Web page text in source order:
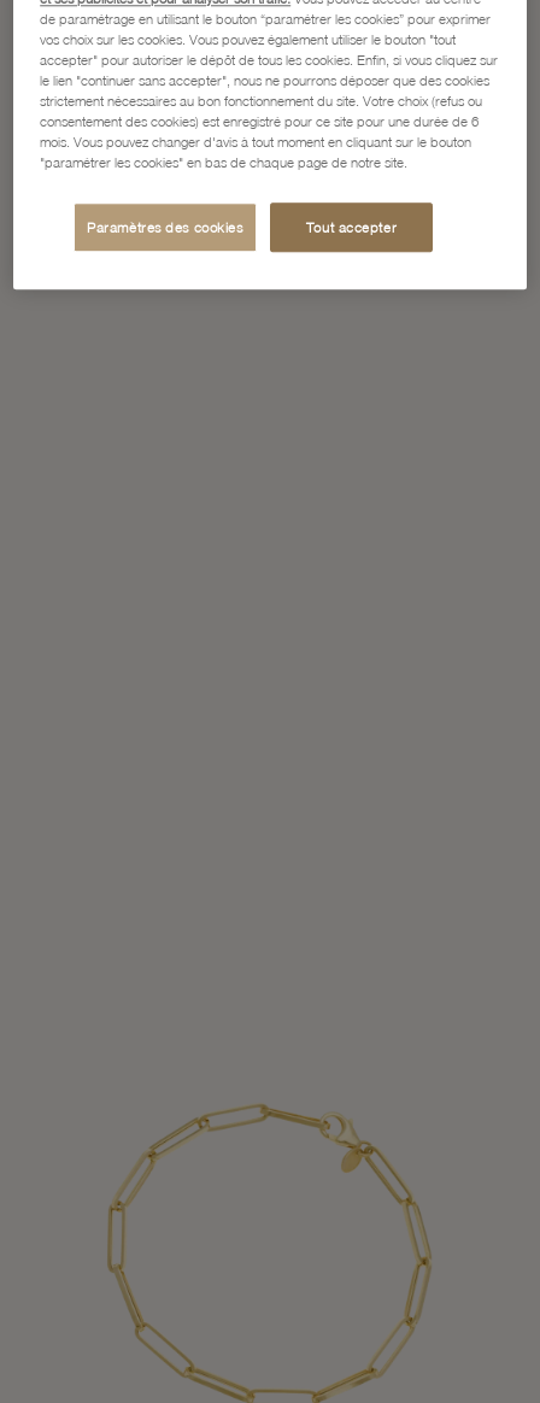
de paramétrage en utilisant le bouton “paramétrer les cookies” pour exprimer
vos choix sur les cookies. Vous pouvez également utiliser le bouton "tout
accepter" pour autoriser le dépôt de tous les cookies. Enfin, si vous cliquez sur
le lien "continuer sans accepter", nous ne pourrons déposer que des cookies
strictement nécessaires au bon fonctionnement du site. Votre choix (refus ou
consentement des cookies) est enregistré pour ce site pour une durée de 6
mois. Vous pouvez changer d'avis à tout moment en cliquant sur le bouton
"paramétrer les cookies" en bas de chaque page de notre site.
Paramètres des cookies Tout accepter